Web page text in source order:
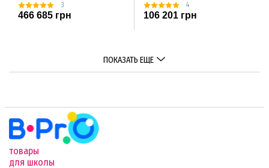
3
466 685 грн
4
106 201 грн
ПОКАЗАТЬ ЕЩЕ
товары
для школы